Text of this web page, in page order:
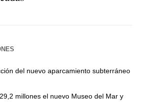
del nuevo aparcamiento subterráneo
millones el nuevo Museo del Mar y